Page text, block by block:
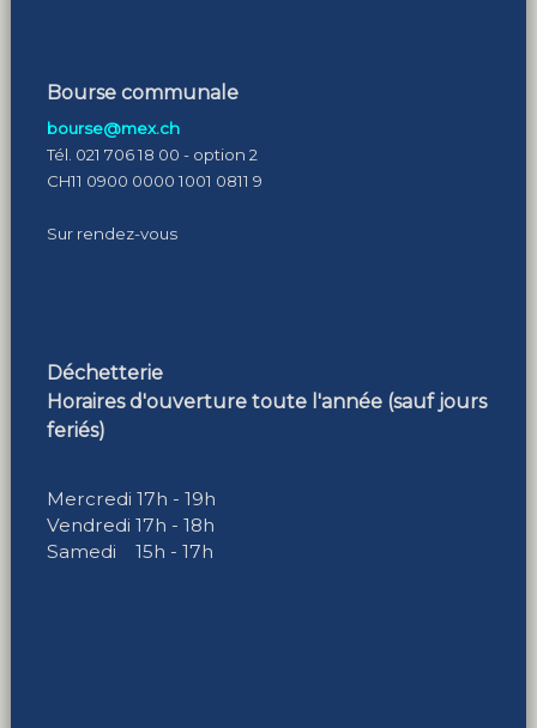
Bourse communale
bourse@mex.ch
Tél. 021 706 18 00 - option 2
CH11 0900 0000 1001 0811 9
Sur rendez-vous
Déchetterie
Horaires d'ouverture toute l'année (sauf jours
feriés)
Mercredi 17h - 19h
Vendredi 17h - 18h
Samedi 15h - 17h